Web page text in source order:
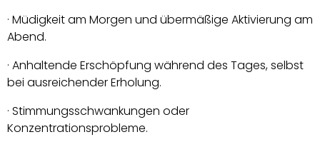
· Müdigkeit am Morgen und übermäßige Aktivierung am
Abend.
· Anhaltende Erschöpfung während des Tages, selbst
bei ausreichender Erholung.
· Stimmungsschwankungen oder
Konzentrationsprobleme.